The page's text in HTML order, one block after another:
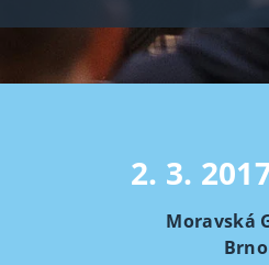
2. 3.
Moravská
Brno